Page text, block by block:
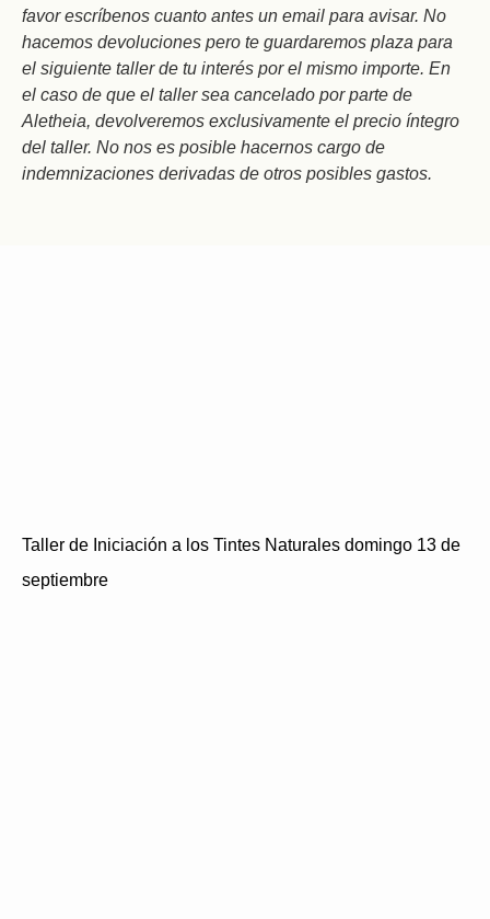
favor escríbenos cuanto antes un email para avisar. No
hacemos devoluciones pero te guardaremos plaza para
el siguiente taller de tu interés por el mismo importe. En
el caso de que el taller sea cancelado por parte de
Aletheia, devolveremos exclusivamente el precio íntegro
del taller. No nos es posible hacernos cargo de
indemnizaciones derivadas de otros posibles gastos.
Taller de Iniciación a los Tintes Naturales domingo 13 de
septiembre